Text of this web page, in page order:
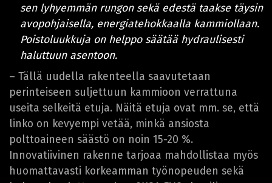
sen lyhyemmän rungon sekä edestä taakse täysin
avopohjaisella, energiatehokkaalla kammiollaan.
Poistoluukkuja on helppo säätää hydraulisesti
haluttuun asentoon.
– Tällä uudella rakenteella saavutetaan
perinteiseen suljettuun kammioon verrattuna
useita selkeitä etuja. Näitä etuja ovat mm. se, että
linko on kevyempi vetää, minkä ansiosta
polttoaineen säästö on noin 15-20 %.
Innovatiivinen rakenne tarjoaa mahdollistaa myös
huomattavasti korkeamman työnopeuden sekä